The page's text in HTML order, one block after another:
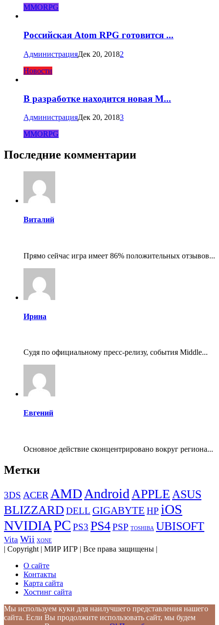
MMORPG
Российская Atom RPG готовится ...
АдминистрацияДек 20, 20182
Новости
В разработке находится новая M...
АдминистрацияДек 20, 20183
MMORPG
Последние комментарии
Виталий
Прямо сейчас игра имеет 86% положительных отзывов...
Ирина
Судя по официальному пресс-релизу, события Middle...
Евгений
Основное действие сконцентрировано вокруг региона...
Метки
3DS ACERAMDAndroidAPPLEASUS
BLIZZARD DELL GIGABYTE HP iOS
NVIDIAPC PS3 PS4PSP TOSHIBA UBISOFT
Vita Wii XONE
| Copyright | МИР ИГР | Все права защищены |
О сайте
Контакты
Карта сайта
Хостинг сайта
Мы используем куки для наилучшего представления нашего
сайта. Если Вы продолжите использовать сайт, мы будем